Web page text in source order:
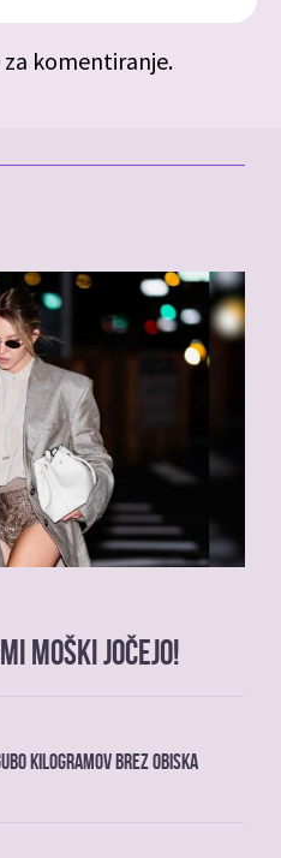
komentiranje.
moški jočejo!
kilogramov brez obiska